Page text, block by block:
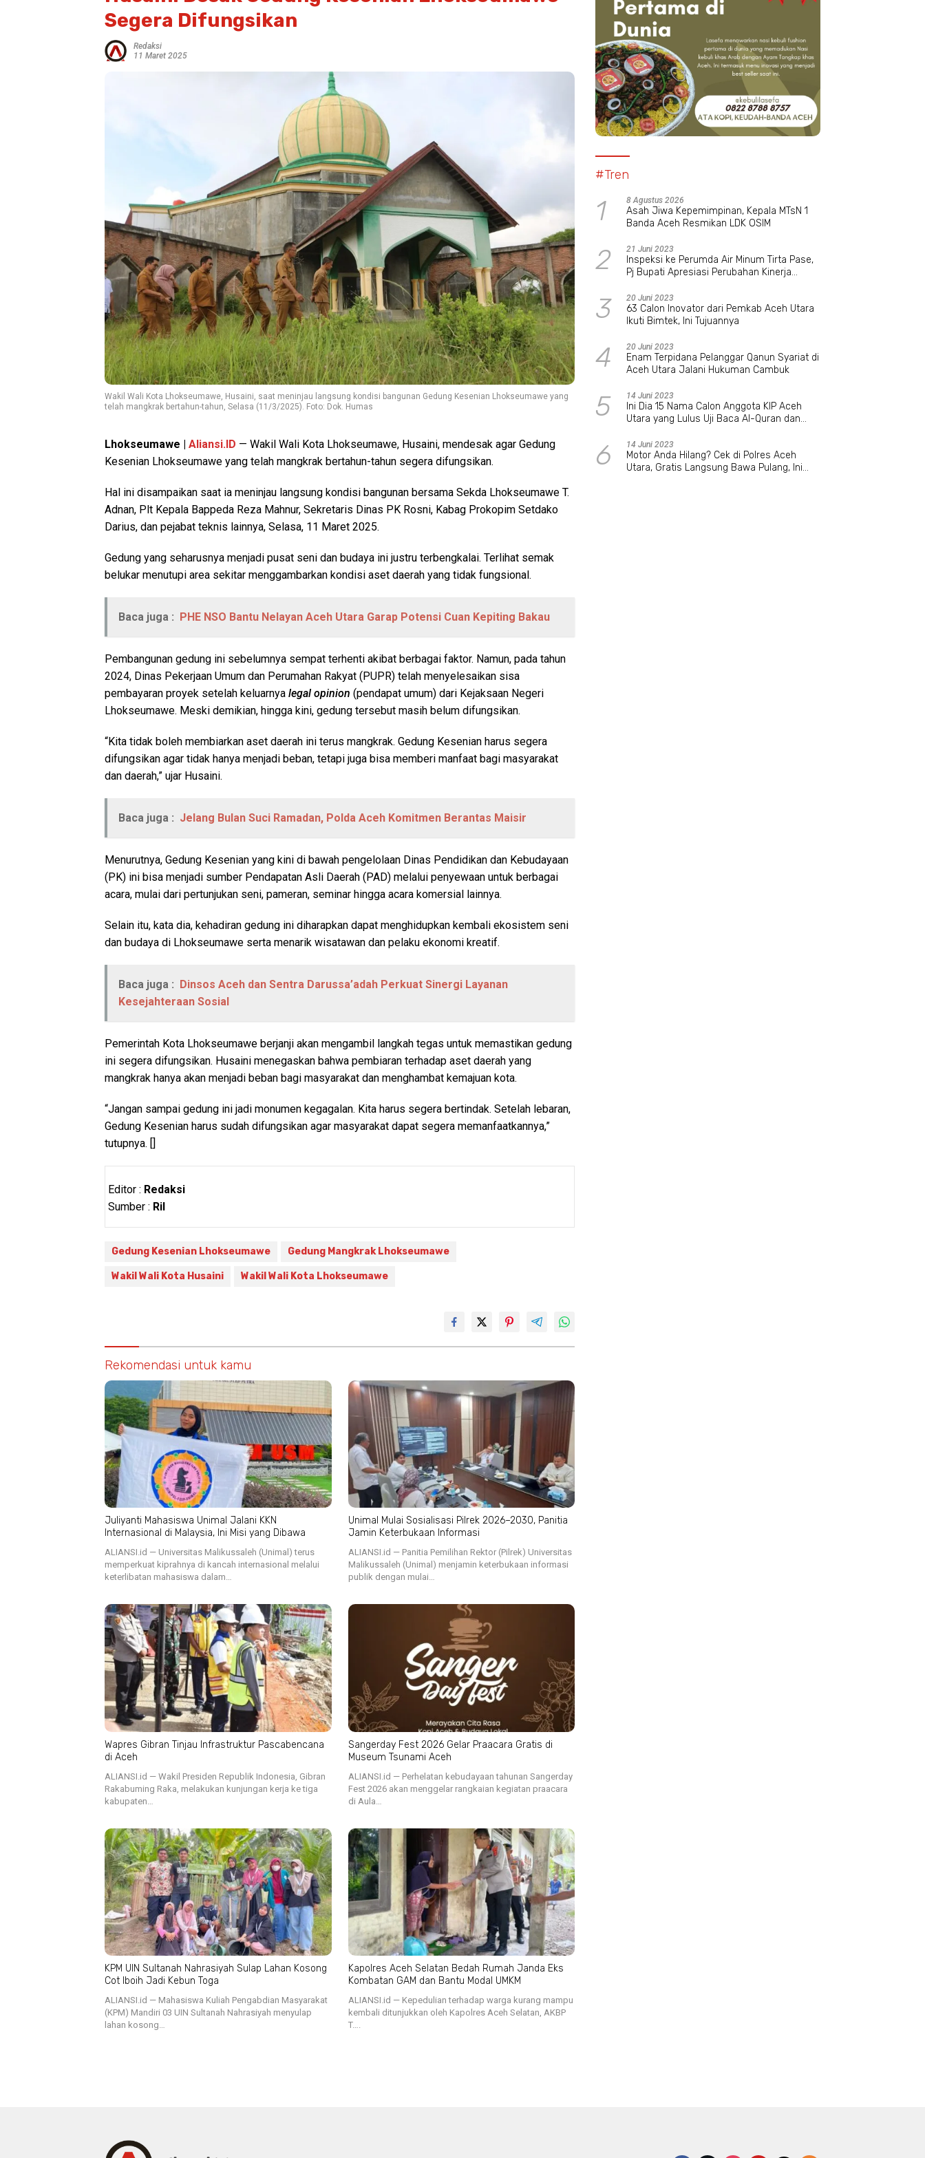
Segera Difungsikan
Redaksi
11 Maret 2025
Wakil Wali Kota Lhokseumawe, Husaini, saat meninjau langsung kondisi bangunan Gedung Kesenian Lhokseumawe yang
telah mangkrak bertahun-tahun, Selasa (11/3/2025). Foto: Dok. Humas
Lhokseumawe | Aliansi.ID — Wakil Wali Kota Lhokseumawe, Husaini, mendesak agar Gedung
Kesenian Lhokseumawe yang telah mangkrak bertahun-tahun segera difungsikan.
Hal ini disampaikan saat ia meninjau langsung kondisi bangunan bersama Sekda Lhokseumawe T.
Adnan, Plt Kepala Bappeda Reza Mahnur, Sekretaris Dinas PK Rosni, Kabag Prokopim Setdako
Darius, dan pejabat teknis lainnya, Selasa, 11 Maret 2025.
Gedung yang seharusnya menjadi pusat seni dan budaya ini justru terbengkalai. Terlihat semak
belukar menutupi area sekitar menggambarkan kondisi aset daerah yang tidak fungsional.
Baca juga : PHE NSO Bantu Nelayan Aceh Utara Garap Potensi Cuan Kepiting Bakau
Pembangunan gedung ini sebelumnya sempat terhenti akibat berbagai faktor. Namun, pada tahun
2024, Dinas Pekerjaan Umum dan Perumahan Rakyat (PUPR) telah menyelesaikan sisa
pembayaran proyek setelah keluarnya legal opinion (pendapat umum) dari Kejaksaan Negeri
Lhokseumawe. Meski demikian, hingga kini, gedung tersebut masih belum difungsikan.
“Kita tidak boleh membiarkan aset daerah ini terus mangkrak. Gedung Kesenian harus segera
difungsikan agar tidak hanya menjadi beban, tetapi juga bisa memberi manfaat bagi masyarakat
dan daerah,” ujar Husaini.
Baca juga : Jelang Bulan Suci Ramadan, Polda Aceh Komitmen Berantas Maisir
Menurutnya, Gedung Kesenian yang kini di bawah pengelolaan Dinas Pendidikan dan Kebudayaan
(PK) ini bisa menjadi sumber Pendapatan Asli Daerah (PAD) melalui penyewaan untuk berbagai
acara, mulai dari pertunjukan seni, pameran, seminar hingga acara komersial lainnya.
Selain itu, kata dia, kehadiran gedung ini diharapkan dapat menghidupkan kembali ekosistem seni
dan budaya di Lhokseumawe serta menarik wisatawan dan pelaku ekonomi kreatif.
Baca juga : Dinsos Aceh dan Sentra Darussa’adah Perkuat Sinergi Layanan
Kesejahteraan Sosial
Pemerintah Kota Lhokseumawe berjanji akan mengambil langkah tegas untuk memastikan gedung
ini segera difungsikan. Husaini menegaskan bahwa pembiaran terhadap aset daerah yang
mangkrak hanya akan menjadi beban bagi masyarakat dan menghambat kemajuan kota.
“Jangan sampai gedung ini jadi monumen kegagalan. Kita harus segera bertindak. Setelah lebaran,
Gedung Kesenian harus sudah difungsikan agar masyarakat dapat segera memanfaatkannya,”
tutupnya. []
Editor : Redaksi
Sumber : Ril
Gedung Kesenian Lhokseumawe Gedung Mangkrak Lhokseumawe
Wakil Wali Kota Husaini Wakil Wali Kota Lhokseumawe
Rekomendasi untuk kamu
Juliyanti Mahasiswa Unimal Jalani KKN
Internasional di Malaysia, Ini Misi yang Dibawa
ALIANSI.id — Universitas Malikussaleh (Unimal) terus
memperkuat kiprahnya di kancah internasional melalui
keterlibatan mahasiswa dalam…
Unimal Mulai Sosialisasi Pilrek 2026–2030, Panitia
Jamin Keterbukaan Informasi
ALIANSI.id — Panitia Pemilihan Rektor (Pilrek) Universitas
Malikussaleh (Unimal) menjamin keterbukaan informasi
publik dengan mulai…
Wapres Gibran Tinjau Infrastruktur Pascabencana
di Aceh
ALIANSI.id — Wakil Presiden Republik Indonesia, Gibran
Rakabuming Raka, melakukan kunjungan kerja ke tiga
kabupaten…
Sangerday Fest 2026 Gelar Praacara Gratis di
Museum Tsunami Aceh
ALIANSI.id — Perhelatan kebudayaan tahunan Sangerday
Fest 2026 akan menggelar rangkaian kegiatan praacara
di Aula…
KPM UIN Sultanah Nahrasiyah Sulap Lahan Kosong
Cot Iboih Jadi Kebun Toga
ALIANSI.id — Mahasiswa Kuliah Pengabdian Masyarakat
(KPM) Mandiri 03 UIN Sultanah Nahrasiyah menyulap
lahan kosong…
Kapolres Aceh Selatan Bedah Rumah Janda Eks
Kombatan GAM dan Bantu Modal UMKM
ALIANSI.id — Kepedulian terhadap warga kurang mampu
kembali ditunjukkan oleh Kapolres Aceh Selatan, AKBP
T….
#Tren
1 8 Agustus 2026
Asah Jiwa Kepemimpinan, Kepala MTsN 1
Banda Aceh Resmikan LDK OSIM
2 21 Juni 2023
Inspeksi ke Perumda Air Minum Tirta Pase,
Pj Bupati Apresiasi Perubahan Kinerja
3 20 Juni 2023
63 Calon Inovator dari Pemkab Aceh Utara
Ikuti Bimtek, Ini Tujuannya
4 20 Juni 2023
Enam Terpidana Pelanggar Qanun Syariat di
Aceh Utara Jalani Hukuman Cambuk
5 14 Juni 2023
Ini Dia 15 Nama Calon Anggota KIP Aceh
Utara yang Lulus Uji Baca Al-Quran dan
6 14 Juni 2023
Motor Anda Hilang? Cek di Polres Aceh
Utara, Gratis Langsung Bawa Pulang, Ini